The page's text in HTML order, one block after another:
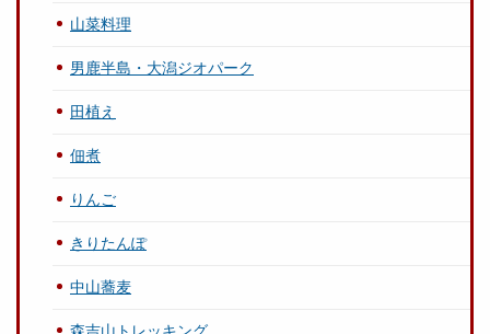
山菜料理
男鹿半島・大潟ジオパーク
田植え
佃煮
りんご
きりたんぽ
中山蕎麦